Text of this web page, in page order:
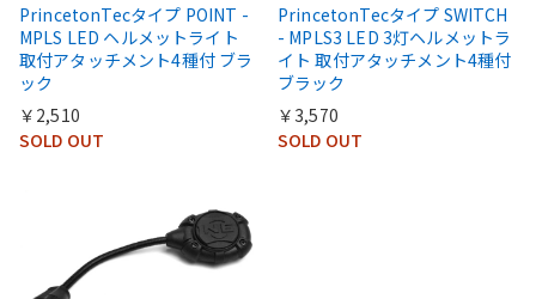
PrincetonTecタイプ POINT -
MPLS LED ヘルメットライト
取付アタッチメント4種付 ブラ
ック
￥2,510
SOLD OUT
PrincetonTecタイプ SWITCH
- MPLS3 LED 3灯ヘルメットラ
イト 取付アタッチメント4種付
ブラック
￥3,570
SOLD OUT